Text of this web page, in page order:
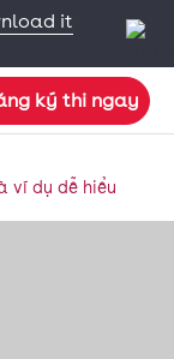
it
ký thi ngay
ví dụ dễ hiểu